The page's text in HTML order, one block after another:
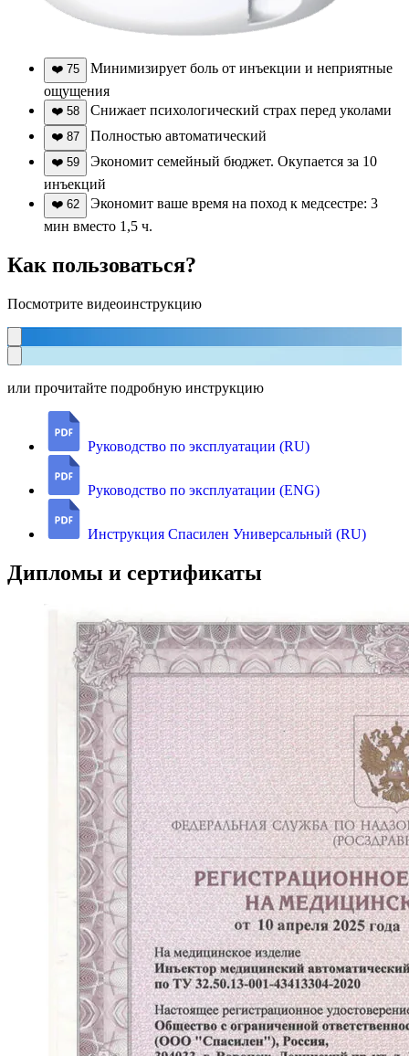
❤️ 75
Минимизирует боль от инъекции и неприятные
ощущения
❤️ 58 Снижает психологический страх перед уколами
❤️ 87 Полностью автоматический
❤️ 59
Экономит семейный бюджет. Окупается за 10
инъекций
❤️ 62
Экономит ваше время на поход к медсестре: 3
мин вместо 1,5 ч.
Как пользоваться?
Посмотрите видеоинструкцию
или прочитайте подробную инструкцию
Руководство по эксплуатации (RU)
Руководство по эксплуатации (ENG)
Инструкция Спасилен Универсальный (RU)
Дипломы и сертификаты